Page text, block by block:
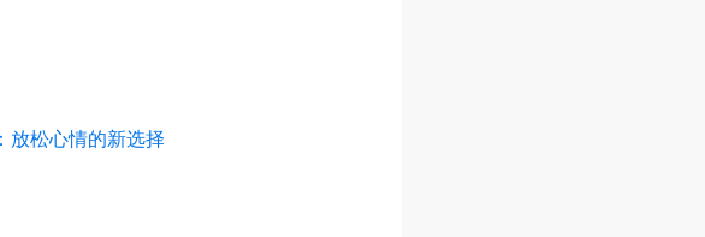
放松心情的新选择